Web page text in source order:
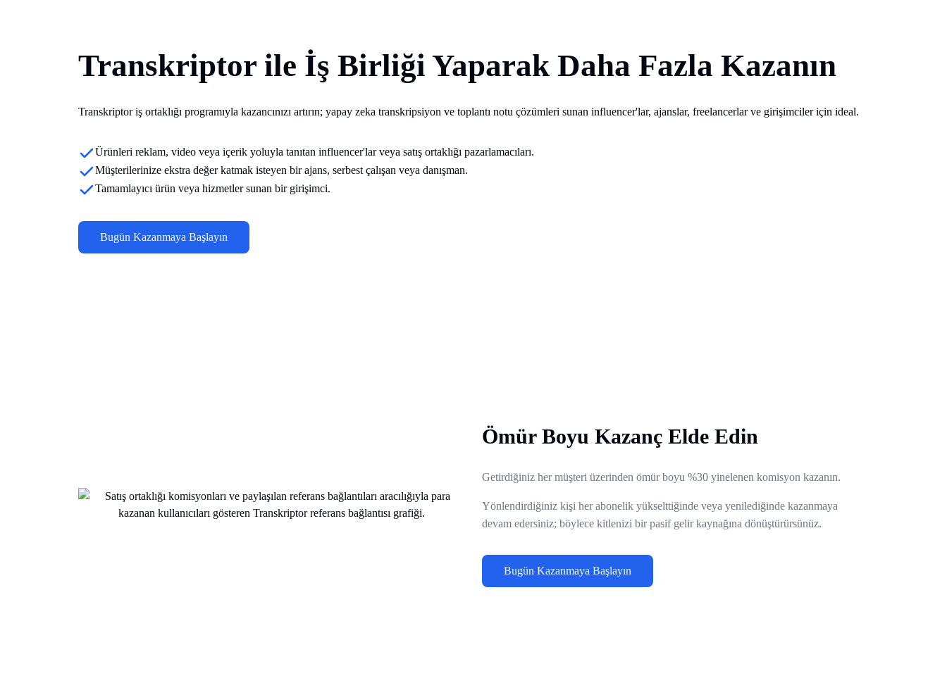
Transkriptor ile İş Birliği Yaparak Daha Fazla Kazanın
Transkriptor iş ortaklığı programıyla kazancınızı artırın; yapay zeka transkripsiyon ve toplantı notu çözümleri sunan influencer'lar, ajanslar, freelancerlar ve girişimciler için ideal.
Ürünleri reklam, video veya içerik yoluyla tanıtan influencer'lar veya satış ortaklığı pazarlamacıları.
Müşterilerinize ekstra değer katmak isteyen bir ajans, serbest çalışan veya danışman.
Tamamlayıcı ürün veya hizmetler sunan bir girişimci.
Bugün Kazanmaya Başlayın
Ömür Boyu Kazanç Elde Edin
Getirdiğiniz her müşteri üzerinden ömür boyu %30 yinelenen komisyon kazanın.
Yönlendirdiğiniz kişi her abonelik yükselttiğinde veya yenilediğinde kazanmaya
devam edersiniz; böylece kitlenizi bir pasif gelir kaynağına dönüştürürsünüz.
Bugün Kazanmaya Başlayın